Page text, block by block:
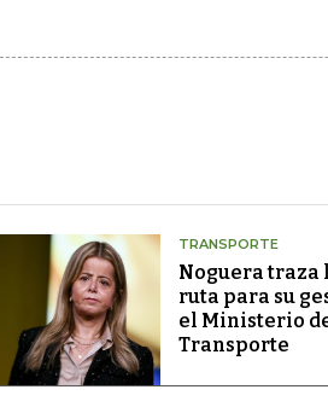
TRANSPORTE
Noguera traza
ruta para su
el Ministerio
Transporte